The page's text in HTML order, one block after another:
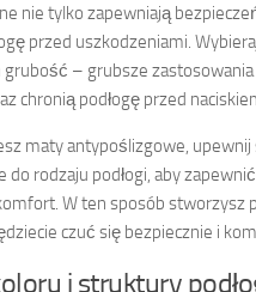
nie tylko zapewniają
przed uszkodzeniami.
grubość – grubsze
chronią podłogę przed
maty antypoślizgowe, upewnij
do rodzaju podłogi, aby
W ten sposób stworzysz
czuć się bezpiecznie i
i struktury